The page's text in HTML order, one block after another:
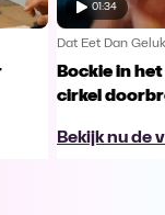
01:34
Dat Eet Dan
Bockie in
cirkel
Bekijk nu de